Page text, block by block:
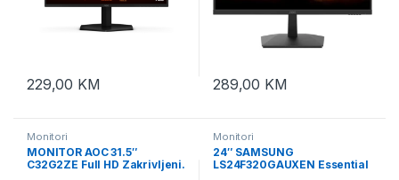
229,00 KM 289,00 KM
Monitori
MONITOR AOC 31.5″
C32G2ZE Full HD Zakrivljeni.
Monitori
24″ SAMSUNG
LS24F320GAUXEN Essential